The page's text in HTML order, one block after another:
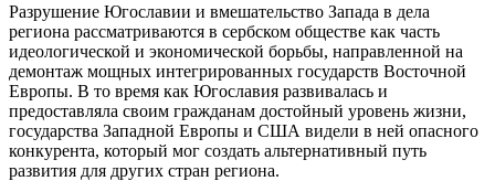
Разрушение Югославии и вмешательство Запада в дела
региона рассматриваются в сербском обществе как часть
идеологической и экономической борьбы, направленной на
демонтаж мощных интегрированных государств Восточной
Европы. В то время как Югославия развивалась и
предоставляла своим гражданам достойный уровень жизни,
государства Западной Европы и США видели в ней опасного
конкурента, который мог создать альтернативный путь
развития для других стран региона.